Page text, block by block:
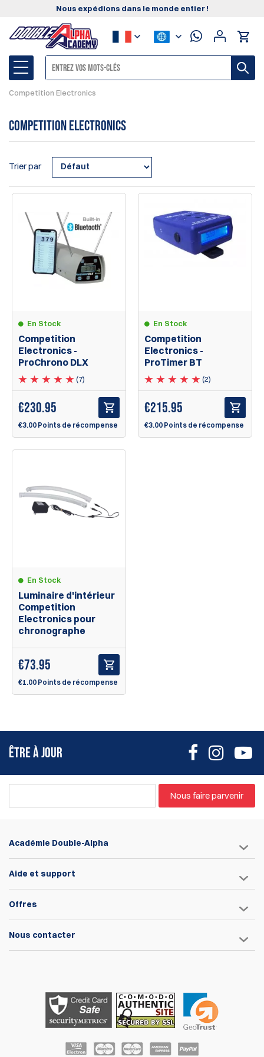
Nous expédions dans le monde entier !
Competition Electronics
Competition Electronics
Trier par
En Stock
Competition
Electronics -
ProChrono DLX
(7)
€230.95
€3.00 Points de récompense
En Stock
Competition
Electronics -
ProTimer BT
(2)
€215.95
€3.00 Points de récompense
En Stock
Luminaire d'intérieur
Competition
Electronics pour
chronographe
€73.95
€1.00 Points de récompense
ÊTRE À JOUR
Nous faire parvenir
Académie Double-Alpha
Aide et support
Offres
Nous contacter